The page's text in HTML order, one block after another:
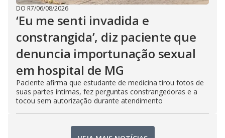
DO R7/06/08/2026
‘Eu me senti invadida e
constrangida’, diz paciente que
denuncia importunação sexual
em hospital de MG
Paciente afirma que estudante de medicina tirou fotos de
suas partes íntimas, fez perguntas constrangedoras e a
tocou sem autorização durante atendimento